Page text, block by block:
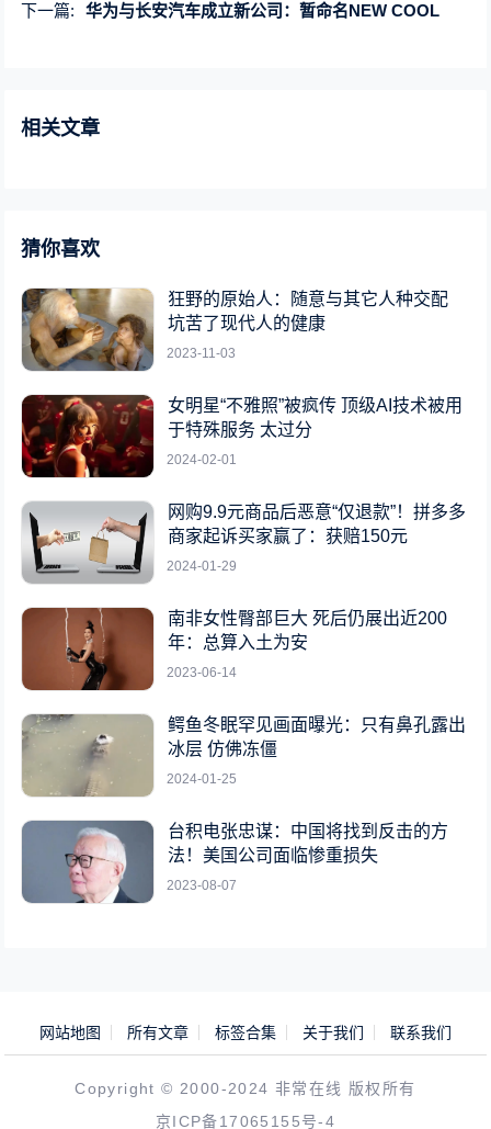
下一篇:
华为与长安汽车成立新公司：暂命名NEW COOL
相关文章
猜你喜欢
狂野的原始人：随意与其它人种交配
坑苦了现代人的健康
2023-11-03
女明星“不雅照”被疯传 顶级AI技术被用
于特殊服务 太过分
2024-02-01
网购9.9元商品后恶意“仅退款”！拼多多
商家起诉买家赢了：获赔150元
2024-01-29
南非女性臀部巨大 死后仍展出近200
年：总算入土为安
2023-06-14
鳄鱼冬眠罕见画面曝光：只有鼻孔露出
冰层 仿佛冻僵
2024-01-25
台积电张忠谋：中国将找到反击的方
法！美国公司面临惨重损失
2023-08-07
网站地图 所有文章 标签合集 关于我们 联系我们
Copyright © 2000-2024 非常在线 版权所有
京ICP备17065155号-4